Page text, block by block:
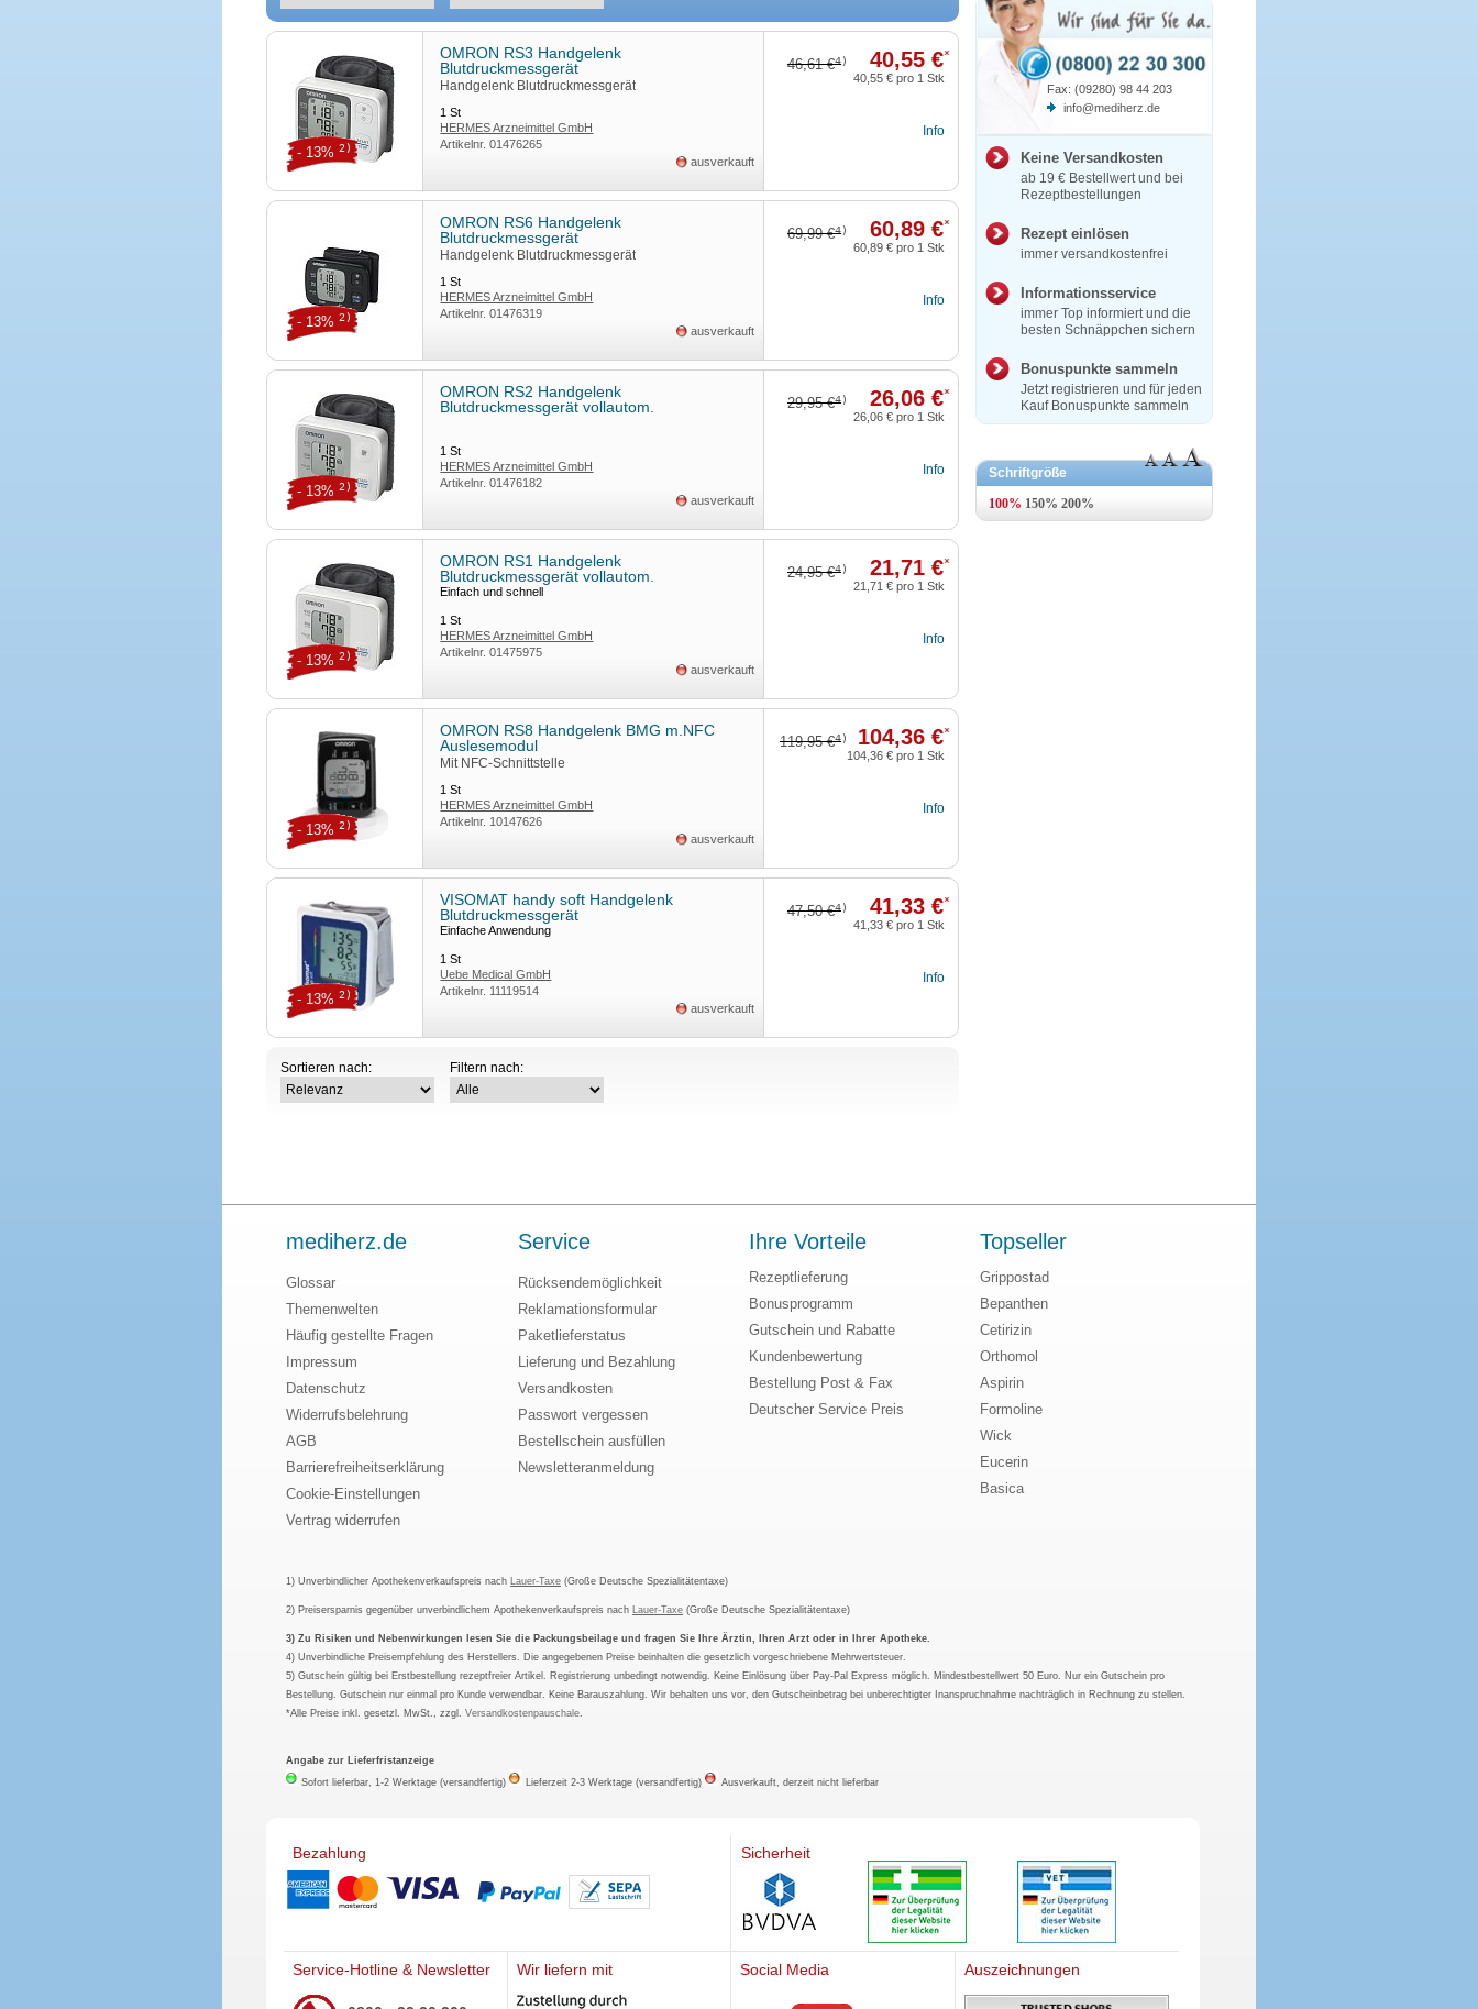
OMRON RS3 Handgelenk
Blutdruckmessgerät
Handgelenk Blutdruckmessgerät
1St
HERMES Arzneimittel GmbH
Artikelnr.01476265
ausverkauft
46,61 €4) 40,55 €*
- 13% 2)
40,55 € pro 1 Stk
Info
OMRON RS6 Handgelenk
Blutdruckmessgerät
Handgelenk Blutdruckmessgerät
1St
HERMES Arzneimittel GmbH
Artikelnr.01476319
ausverkauft
69,99 €4) 60,89 €*
- 13% 2)
60,89 € pro 1 Stk
Info
OMRON RS2 Handgelenk
Blutdruckmessgerät vollautom.
1St
HERMES Arzneimittel GmbH
Artikelnr.01476182
ausverkauft
29,95 €4) 26,06 €*
- 13% 2)
26,06 € pro 1 Stk
Info
OMRON RS1 Handgelenk
Blutdruckmessgerät vollautom.
Einfach und schnell
1St
HERMES Arzneimittel GmbH
Artikelnr.01475975
ausverkauft
24,95 €4) 21,71 €*
- 13% 2)
21,71 € pro 1 Stk
Info
OMRON RS8 Handgelenk BMG m.NFC
Auslesemodul
Mit NFC-Schnittstelle
1St
HERMES Arzneimittel GmbH
Artikelnr. 10147626
ausverkauft
119,95 €4) 104,36 €*
- 13% 2)
104,36 € pro 1 Stk
Info
VISOMAT handy soft Handgelenk
Blutdruckmessgerät
Einfache Anwendung
1St
Uebe Medical GmbH
Artikelnr. 11119514
ausverkauft
47,50 €4) 41,33 €*
- 13% 2)
41,33 € pro 1 Stk
Info
Sortieren nach: Filtern nach:
Fax: (09280) 98 44 203
info@mediherz.de
Keine Versandkosten
ab 19 € Bestellwert und bei
Rezeptbestellungen
Rezept einlösen
immer versandkostenfrei
Informationsservice
immer Top informiert und die
besten Schnäppchen sichern
Bonuspunkte sammeln
Jetzt registrieren und für jeden
Kauf Bonuspunkte sammeln
Schriftgröße
mediherz.de
Glossar
Themenwelten
Häufig gestellte Fragen
Impressum
Datenschutz
Widerrufsbelehrung
AGB
Barrierefreiheitserklärung
Cookie-Einstellungen
Vertrag widerrufen
Service
Rücksendemöglichkeit
Reklamationsformular
Paketlieferstatus
Lieferung und Bezahlung
Versandkosten
Passwort vergessen
Bestellschein ausfüllen
Newsletteranmeldung
Ihre Vorteile
Rezeptlieferung
Bonusprogramm
Gutschein und Rabatte
Kundenbewertung
Bestellung Post & Fax
Deutscher Service Preis
Topseller
Grippostad
Bepanthen
Cetirizin
Orthomol
Aspirin
Formoline
Wick
Eucerin
Basica
1) Unverbindlicher Apothekenverkaufspreis nach Lauer-Taxe (Große Deutsche Spezialitätentaxe)
2) Preisersparnis gegenüber unverbindlichem Apothekenverkaufspreis nach Lauer-Taxe (Große Deutsche Spezialitätentaxe)
3) Zu Risiken und Nebenwirkungen lesen Sie die Packungsbeilage und fragen Sie Ihre Ärztin, Ihren Arzt oder in Ihrer Apotheke.
4) Unverbindliche Preisempfehlung des Herstellers. Die angegebenen Preise beinhalten die gesetzlich vorgeschriebene Mehrwertsteuer.
5) Gutschein gültig bei Erstbestellung rezeptfreier Artikel. Registrierung unbedingt notwendig. Keine Einlösung über Pay-Pal Express möglich. Mindestbestellwert 50 Euro. Nur ein Gutschein pro
Bestellung. Gutschein nur einmal pro Kunde verwendbar. Keine Barauszahlung. Wir behalten uns vor, den Gutscheinbetrag bei unberechtigter Inanspruchnahme nachträglich in Rechnung zu stellen.
*Alle Preise inkl. gesetzl. MwSt., zzgl.Versandkostenpauschale
Angabe zur Lieferfristanzeige
Sofort lieferbar, 1-2 Werktage (versandfertig)
Lieferzeit 2-3 Werktage (versandfertig) Ausverkauft, derzeit nicht lieferbar
Bezahlung Sicherheit
Service-Hotline & Newsletter Wir liefern mit Social Media
Mediherz
Auszeichnungen